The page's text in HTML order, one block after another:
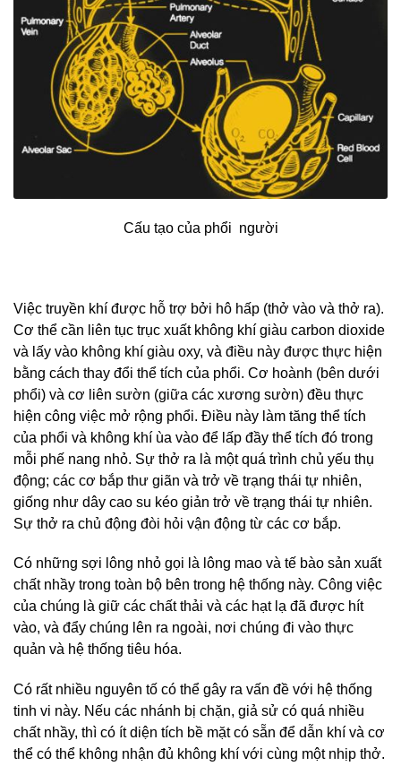
Cấu tạo của phổi người
Việc truyền khí được hỗ trợ bởi hô hấp (thở vào và thở ra).
Cơ thể cần liên tục trục xuất không khí giàu carbon dioxide
và lấy vào không khí giàu oxy, và điều này được thực hiện
bằng cách thay đổi thể tích của phổi. Cơ hoành (bên dưới
phổi) và cơ liên sườn (giữa các xương sườn) đều thực
hiện công việc mở rộng phổi. Điều này làm tăng thể tích
của phổi và không khí ùa vào để lấp đầy thể tích đó trong
mỗi phế nang nhỏ. Sự thở ra là một quá trình chủ yếu thụ
động; các cơ bắp thư giãn và trở về trạng thái tự nhiên,
giống như dây cao su kéo giản trở về trạng thái tự nhiên.
Sự thở ra chủ động đòi hỏi vận động từ các cơ bắp.
Có những sợi lông nhỏ gọi là lông mao và tế bào sản xuất
chất nhầy trong toàn bộ bên trong hệ thống này. Công việc
của chúng là giữ các chất thải và các hạt lạ đã được hít
vào, và đẩy chúng lên ra ngoài, nơi chúng đi vào thực
quản và hệ thống tiêu hóa.
Có rất nhiều nguyên tố có thể gây ra vấn đề với hệ thống
tinh vi này. Nếu các nhánh bị chặn, giả sử có quá nhiều
chất nhầy, thì có ít diện tích bề mặt có sẵn để dẫn khí và cơ
thể có thể không nhận đủ không khí với cùng một nhịp thở.